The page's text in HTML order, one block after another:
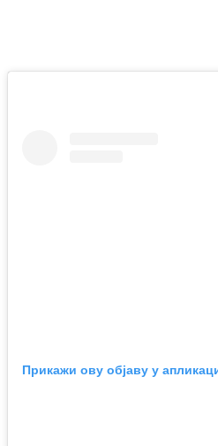
Прикажи ову објаву у